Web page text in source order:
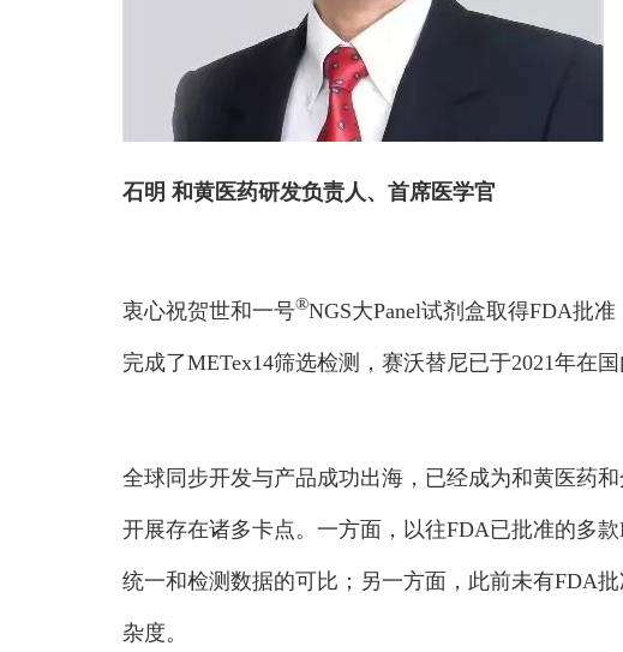
石明 和黄医药研发负责人、首席医学官
衷心祝贺世和一号®NGS大Panel试剂盒取得FDA批
完成了METex14筛选检测，赛沃替尼已于2021年在国
全球同步开发与产品成功出海，已经成为和黄医药
开展存在诸多卡点。一方面，以往FDA已批准的多
统一和检测数据的可比；另一方面，此前未有FDA
杂度。